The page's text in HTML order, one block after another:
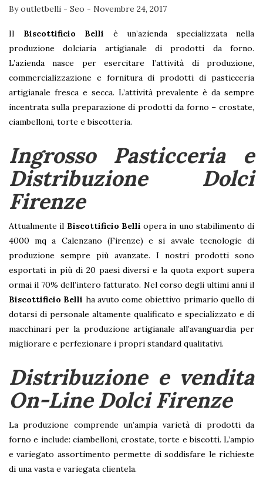
Byoutletbelli - Seo - Novembre 24, 2017
Il Biscottificio Belli è un’azienda specializzata nella
produzione dolciaria artigianale di prodotti da forno.
L’azienda nasce per esercitare l’attività di produzione,
commercializzazione e fornitura di prodotti di pasticceria
artigianale fresca e secca. L’attività prevalente è da sempre
incentrata sulla preparazione di prodotti da forno – crostate,
ciambelloni, torte e biscotteria.
Ingrosso Pasticceria e
Distribuzione Dolci
Firenze
Attualmente il Biscottificio Belli opera in uno stabilimento di
4000 mq a Calenzano (Firenze) e si avvale tecnologie di
produzione sempre più avanzate. I nostri prodotti sono
esportati in più di 20 paesi diversi e la quota export supera
ormai il 70% dell’intero fatturato. Nel corso degli ultimi anni il
Biscottificio Belli ha avuto come obiettivo primario quello di
dotarsi di personale altamente qualificato e specializzato e di
macchinari per la produzione artigianale all’avanguardia per
migliorare e perfezionare i propri standard qualitativi.
Distribuzione e vendita
On-Line Dolci Firenze
La produzione comprende un’ampia varietà di prodotti da
forno e include: ciambelloni, crostate, torte e biscotti. L’ampio
e variegato assortimento permette di soddisfare le richieste
di una vasta e variegata clientela.